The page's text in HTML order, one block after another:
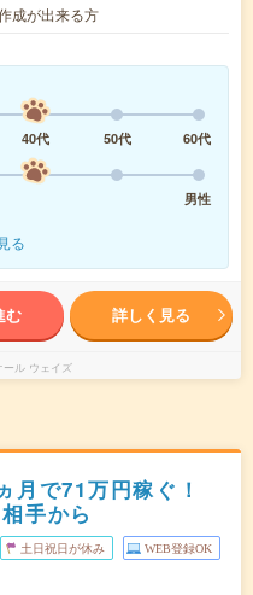
成が出来る方
40代 50代
60代
男性
る
む 詳しく見る
ール ウェイズ
月で71万円稼ぐ！
手から
土日祝日が休み WEB登録OK